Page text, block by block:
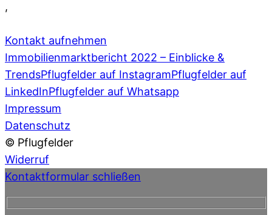
,
Kontakt aufnehmen
Immobilienmarktbericht 2022 – Einblicke &
TrendsPflugfelder auf InstagramPflugfelder auf
LinkedInPflugfelder auf Whatsapp
Impressum
Datenschutz
© Pflugfelder
Widerruf
Kontaktformular schließen